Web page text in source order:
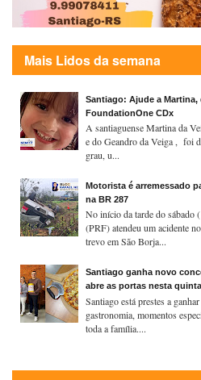
Mais Lidos da semana
Santiago: Ajude a Martina,
FoundationOne CDx
A santiaguense Martina da
e do Geandro da Veiga , foi
grau, u...
Motorista é arremessado
na BR 287
No início da tarde do sábado
(PRF) atendeu um acidente
trevo em São Borja...
Santiago ganha novo
abre as portas nesta
Santiago está prestes a
gastronomia, momentos
toda a família....